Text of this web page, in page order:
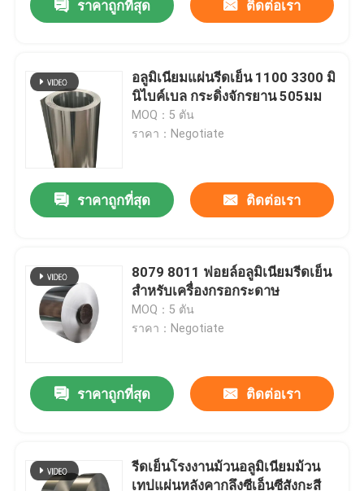
ราคาถูกที่สุด ติดต่อเรา
อลูมิเนียมแผ่นรีดเย็น 1100 3300 มิ
นิไบค์เบล กระดิ่งจักรยาน 505มม
MOQ：5 ตัน
ราคา：Negotiate
ราคาถูกที่สุด ติดต่อเรา
8079 8011 ฟอยล์อลูมิเนียมรีดเย็น
สำหรับเครื่องกรอกระดาษ
MOQ：5 ตัน
ราคา：Negotiate
ราคาถูกที่สุด ติดต่อเรา
รีดเย็นโรงงานม้วนอลูมิเนียมม้วน
เทปแผ่นหลังคากลึงซีเอ็นซีสังกะสี